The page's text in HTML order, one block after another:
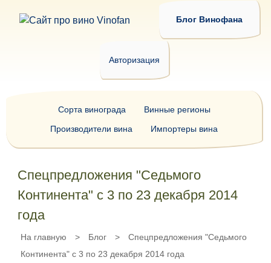
Блог Винофана
Авторизация
Спецпредложения "Седьмого
Континента" с 3 по 23 декабря 2014
года
На главную > Блог >
Спецпредложения "Седьмого
Континента" с 3 по 23 декабря 2014 года
Сорта винограда
Винные регионы
Производители вина
Импортеры вина